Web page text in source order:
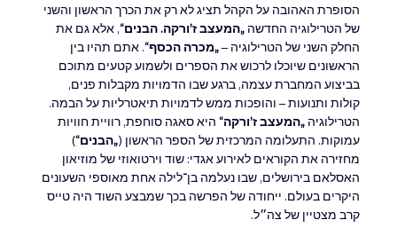
הסופרת האהובה על הקהל תציג לא רק את הכרך הראשון והשני
של הטרילוגיה החדשה „המעצב ז’ורקה. הבנים“, אלא גם את
החלק השני של הטרילוגיה – „מכרה הכסף“. אתם תהיו בין
הראשונים שיוכלו לרכוש את הספרים ולשמוע קטעים מתוכם
בביצוע המחברת עצמה, ברגע שבו הדמויות מקבלות פנים,
קולות ותנועות – והופכות ממש לדמויות תיאטרליות על הבמה.
הטרילוגיה „המעצב ז’ורקה“ היא סאגה סוחפת, רוויית חוויות
עמוקות. התעלומה המרכזית של הספר הראשון („הבנים“)
מחזירה את הקוראים לאירוע אגדי: שוד וירטואוזי של מוזיאון
האסלאם בירושלים, שבו נעלמה בן־לילה אחת מאוספי השעונים
היקרים בעולם. ייחודה של הפרשה בכך שמבצע השוד היה טייס
קרב מצטיין של צה״ל.